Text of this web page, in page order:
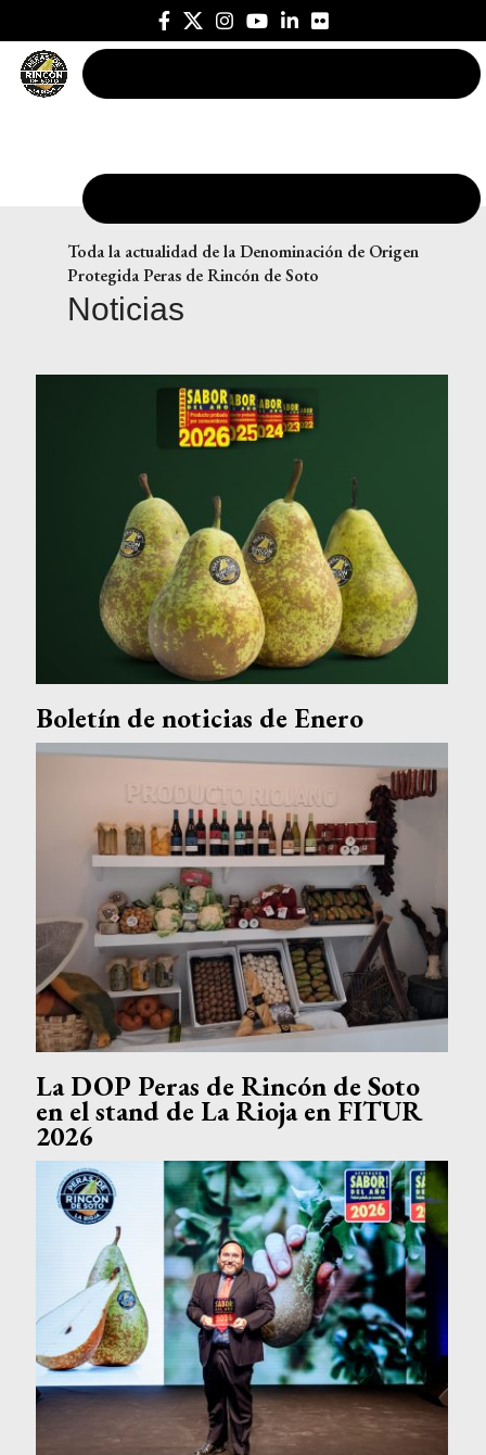
Toda la actualidad de la Denominación de Origen
Protegida Peras de Rincón de Soto
Noticias
Boletín de noticias de Enero
La DOP Peras de Rincón de Soto
en el stand de La Rioja en FITUR
2026